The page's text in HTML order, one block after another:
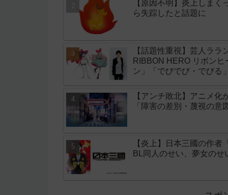
【原因不明】炎上しま
ら失踪したと話題に
【話題性重視】芸人ラ
RIBBON HERO リボン
ン」「でびでび・でびる
【アンチ敗北】アニメ
「障害の差別・蔑視の
【炎上】日本三國の作
BL同人のせい、夢女の